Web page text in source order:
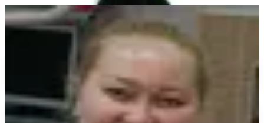
Другие врачи
Познакомьтесь с остальными специалистами нашей клиники
Силантьев Михаил Владимирович
Стоматолог-хирург, врач высшей категории
Камская Наталия Михайловна